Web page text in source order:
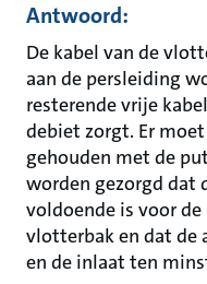
Antwoord:
De kabel van de
aan de persleiding
resterende vrije
debiet zorgt. Er
gehouden met de
worden gezorgd dat
voldoende is voor
vlotterbak en dat de
en de inlaat ten